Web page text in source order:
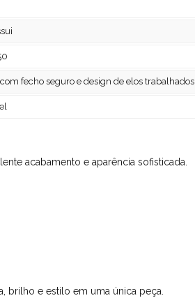
fecho seguro e design de elos trabalhados
acabamento e aparência sofisticada.
brilho e estilo em uma única peça.